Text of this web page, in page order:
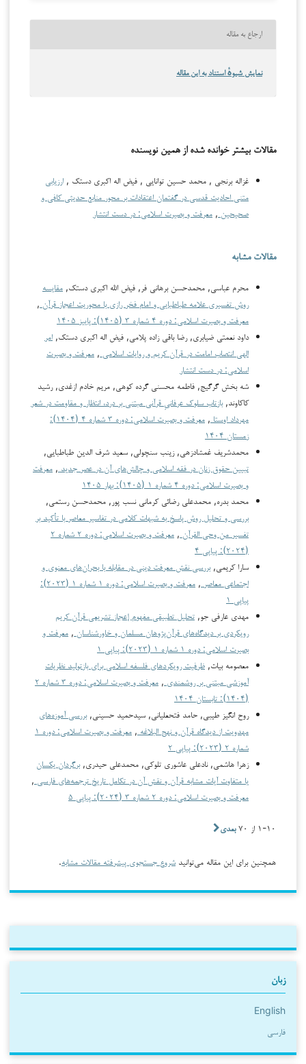
ارجاع به مقاله
نمایش شیوهٔ استناد به این مقاله
مقالات بیشتر خوانده شده از همین نویسنده
غزاله برنجی , محمد حسین توانایی , فیض اله اکبری دستک , ارزیابی
متنی احادیث قدسی در گفتمان اعتقادات بر محور منابع حدیثی کافی و
صحیحین , معرفت و بصیرت اسلامی: در دست انتشار
مقالات مشابه
محرم عباسی, محمدحسن برهانی‌ فر, فیض الله اکبری دستک, مقایسه
روش تفسیری علامه طباطبایی و امام فخر رازی با محوریت اعجاز قرآن ,
معرفت و بصیرت اسلامی: دوره ۴ شماره ۳ (۱۴۰۵): پاییز ۱۴۰۵
داود نعمتی ضیابری, رضا باقی زاده پلامی, فیض اله اکبری دستک, امر
الهی انتصاب امامت در قرآن کریم و روایات اسلامی , معرفت و بصیرت
اسلامی: در دست انتشار
شه بخش گرگیج, فاطمه محسنی گرده کوهی, مریم خادم ازغدی, رشید
کاکاوند,بازتاب سلوک عرفانیِ قرآنی مبتنی بر درد، انتظار و مقاومت در شعر
مهرداد اوستا ,
معرفت و بصیرت اسلامی: دوره ۳ شماره ۴ (۱۴۰۴):
زمستان ۱۴۰۴
محمدشریف غمشادزهی, زینب سنچولی, سعید شرف الدین طباطبایی,
تبیین حقوق زنان در فقه اسلامی و چالش‌های آن در عصر جدید , معرفت
و بصیرت اسلامی: دوره ۴ شماره ۱ (۱۴۰۵): بهار ۱۴۰۵
محمد بدره, محمدعلی رضائی کرمانی نسب پور, محمدحسن رستمی,
بررسی و تحلیل روش پاسخ به شبهات کلامی در تفاسیر معاصر با تأکید بر
تفسیر من وحی القرآن ,
معرفت و بصیرت اسلامی: دوره ۲ شماره ۲
(۲۰۲۴): پیاپی ۴
سارا کریمی,بررسی نقش معرفت دینی در مقابله با بحران‌های معنوی و
اجتماعی معاصر ,
معرفت و بصیرت اسلامی: دوره ۱ شماره ۱ (۲۰۲۳):
پیاپی ۱
مهدی عارفی جو, تحلیل تطبیقی مفهوم إعجاز تشریعی قرآن کریم
رویکردی بر دیدگاه‌های قرآن‌پژوهان مسلمان و خاورشناسان , معرفت و
بصیرت اسلامی: دوره ۱ شماره ۱ (۲۰۲۳): پیاپی ۱
معصومه بیات, ظرفیت رویکردهای فلسفه اسلامی برای بازتولید نظریات
آموزشی مبتنی بر روشمندی ,
معرفت و بصیرت اسلامی: دوره ۳ شماره ۲
(۱۴۰۴): تابستان ۱۴۰۴
روح انگیز طیبی, حامد فتحعلیانی, سیدحمید حسینی,بررسی آموزه‌های
مهدویت از دیدگاه قرآن و نهج البلاغه ,
معرفت و بصیرت اسلامی: دوره ۱
شماره ۲ (۲۰۲۳): پیاپی ۲
زهرا هاشمی, نادعلی عاشوری تلوکی, محمدعلی حیدری,برگردان یکسان
یا متفاوت آیات مشابه قرآن و نقش آن در تکامل تاریخ ترجمه‌های فارسی ,
معرفت و بصیرت اسلامی: دوره ۲ شماره ۳ (۲۰۲۴): پیاپی ۵
۱-۱۰ از ۷۰ بعدی
همچنین برای این مقاله می‌توانید شروع جستجوی پیشرفته مقالات مشابه.
زبان
English
فارسی